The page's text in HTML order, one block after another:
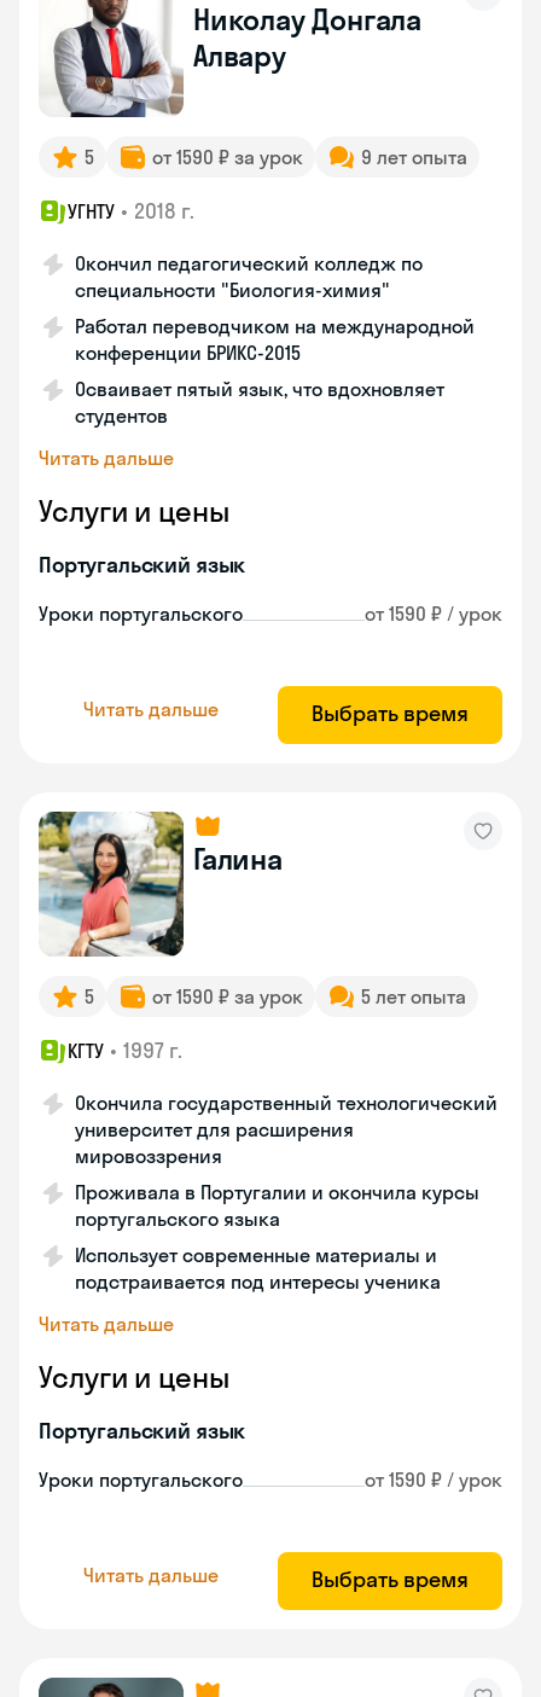
Николау Донгала
Алвару
5 от 1590 ₽ за урок 9 лет опыта
УГНТУ • 2018 г.
Окончил педагогический колледж по
специальности "Биология-химия"
Работал переводчиком на международной
конференции БРИКС-2015
Осваивает пятый язык, что вдохновляет
студентов
Читать дальше
Услуги и цены
Португальский язык
Уроки португальского от 1590 ₽ / урок
Читать дальше Выбрать время
Галина
5 от 1590 ₽ за урок 5 лет опыта
КГТУ • 1997 г.
Окончила государственный технологический
университет для расширения
мировоззрения
Проживала в Португалии и окончила курсы
португальского языка
Использует современные материалы и
подстраивается под интересы ученика
Читать дальше
Услуги и цены
Португальский язык
Уроки португальского от 1590 ₽ / урок
Читать дальше Выбрать время